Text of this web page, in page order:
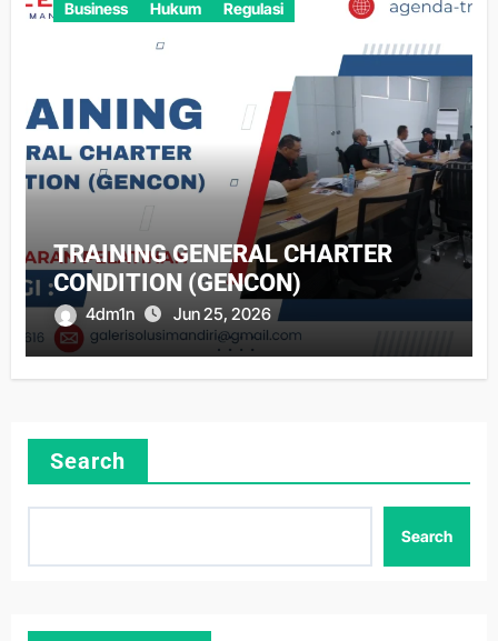
Business Hukum Regulasi
TRAINING GENERAL CHARTER
CONDITION (GENCON)
4dm1n Jun 25, 2026
Search
Search